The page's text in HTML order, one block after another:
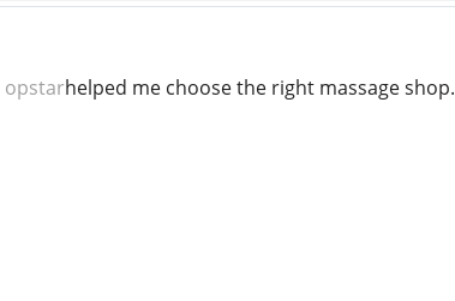
opstarhelped me choose the right massage shop.